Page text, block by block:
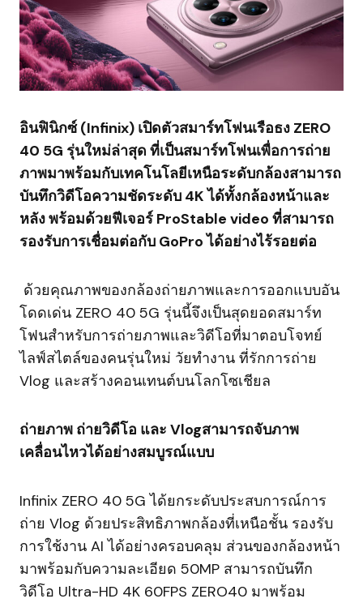
อินฟินิกซ์ (Infinix) เปิดตัวสมาร์ทโฟนเรือธง ZERO
40 5G รุ่นใหม่ล่าสุด ที่เป็นสมาร์ทโฟนเพื่อการถ่าย
ภาพมาพร้อมกับเทคโนโลยีเหนือระดับกล้องสามารถ
บันทึกวิดีโอความชัดระดับ 4K ได้ทั้งกล้องหน้าและ
หลัง พร้อมด้วยฟีเจอร์ ProStable video ที่สามารถ
รองรับการเชื่อมต่อกับ GoPro ได้อย่างไร้รอยต่อ
ด้วยคุณภาพของกล้องถ่ายภาพและการออกแบบอัน
โดดเด่น ZERO 40 5G รุ่นนี้จึงเป็นสุดยอดสมาร์ท
โฟนสำหรับการถ่ายภาพและวิดีโอที่มาตอบโจทย์
ไลฟ์สไตล์ของคนรุ่นใหม่ วัยทำงาน ที่รักการถ่าย
Vlog และสร้างคอนเทนต์บนโลกโซเชียล
ถ่ายภาพ ถ่ายวิดีโอ และ Vlogสามารถจับภาพ
เคลื่อนไหวได้อย่างสมบูรณ์แบบ
Infinix ZERO 40 5G ได้ยกระดับประสบการณ์การ
ถ่าย Vlog ด้วยประสิทธิภาพกล้องที่เหนือชั้น รองรับ
การใช้งาน AI ได้อย่างครอบคลุม ส่วนของกล้องหน้า
มาพร้อมกับความละเอียด 50MP สามารถบันทึก
วิดีโอ Ultra-HD 4K 60FPS ZERO40 มาพร้อม